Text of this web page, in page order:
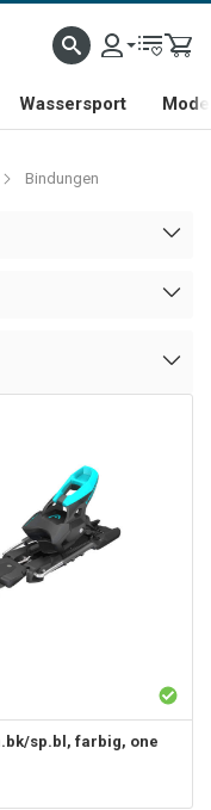
Wassersport
Bindungen
sp.bl, farbig, one